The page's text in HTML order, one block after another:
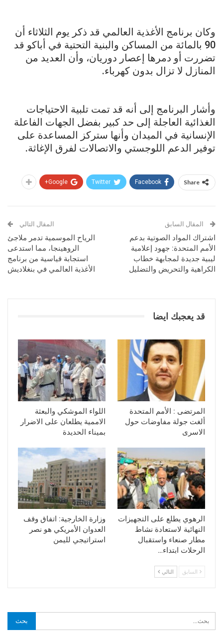
وكان برنامج الأغذية العالمي قد ذكر يوم الثلاثاء أن
90 بالمائة من المساكن والبنية التحتية في أباكو قد
تضررت أو دمرها إعصار دوريان، وأن العديد من
المنازل لا تزال بدون كهرباء.
وأشار البرنامج إلى أنه قد تمت تلبية الاحتياجات
الغذائية العاجلة إلى حد كبير بفضل الجهات الفاعلة
الإنسانية في الميدان وأنها ستركز المساعدة على
توفير الدعم اللوجستي والاتصالات لفرق الإغاثة.
Share
Facebook
Twitter
Google+
المقال السابق
اشتراك المواد الصوتية بدعم
الأمم المتحدة: جهود إعلامية
ليبية جديدة لمجابهة خطاب
الكراهية والتحريض والتضليل
المقال التالي
الرياح الموسمية تدمر ملاجئ
الروهينجا، مما استدعى
استجابة قياسية من برنامج
الأغذية العالمي في بنغلاديش
قد يعجبك ايضا
المرتضى : الأمم المتحدة
ألغت جولة مفاوضات حول
الاسرى
اللواء الموشكي والبعثة
الاممية يطلعان على الاضرار
بميناء الحديدة
الرهوي يطلع على التجهيزات
النهائية لاستعادة نشاط
مطار صنعاء واستقبال
الرحلات ابتداء…
وزارة الخارجية: اتفاق وقف
العدوان الأمريكي هو نصر
استراتيجي لليمن
السابق التالي